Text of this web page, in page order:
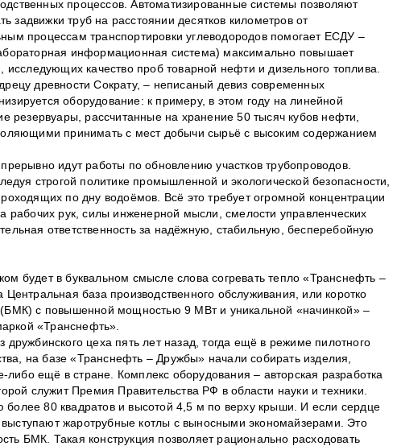
процессов. Автоматизированные системы позволяют
задвижки труб на расстоянии десятков километров от
процессам транспортировки углеводородов помогает ЕСДУ –
информационная система) максимально повышает
качество проб товарной нефти и дизельного топлива.
древности Сократу, – неписаный девиз современных
оборудование: к примеру, в этом году на линейной
резервуары, рассчитанные на хранение 50 тысяч кубов нефти,
принимать с мест добычи сырьё с высоким содержанием
идут работы по обновлению участков трубопроводов.
строгой политике промышленной и экологической безопасности,
по дну водоёмов. Всё это требует огромной концентрации
рабочих рук, силы инженерной мысли, смелости управленческих
ответственность за надёжную, стабильную, бесперебойную
будет в буквальном смысле слова согревать тепло «Транснефть –
база производственного обслуживания, или коротко
с повышенной мощностью 9 МВт и уникальной «начинкой» –
«Транснефть».
цеха пять лет назад, тогда ещё в режиме пилотного
на базе «Транснефть – Дружбы» начали собирать изделия,
ещё в стране. Комплекс оборудования – авторская разработка
служит Премия Правительства РФ в области науки и техники.
80 квадратов и высотой 4,5 м по верху крыши. И если сердце
жаротрубные котлы с выносными экономайзерами. Это
БМК. Такая конструкция позволяет рационально расходовать